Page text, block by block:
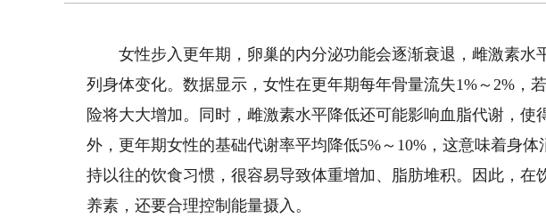
女性步入更年期，卵巢的内分泌功能会逐渐衰退，雌激素水
列身体变化。数据显示，女性在更年期每年骨量流失1%～2%，
险将大大增加。同时，雌激素水平降低还可能影响血脂代谢，使
外，更年期女性的基础代谢率平均降低5%～10%，这意味着身
持以往的饮食习惯，很容易导致体重增加、脂肪堆积。因此，在
养素，还要合理控制能量摄入。